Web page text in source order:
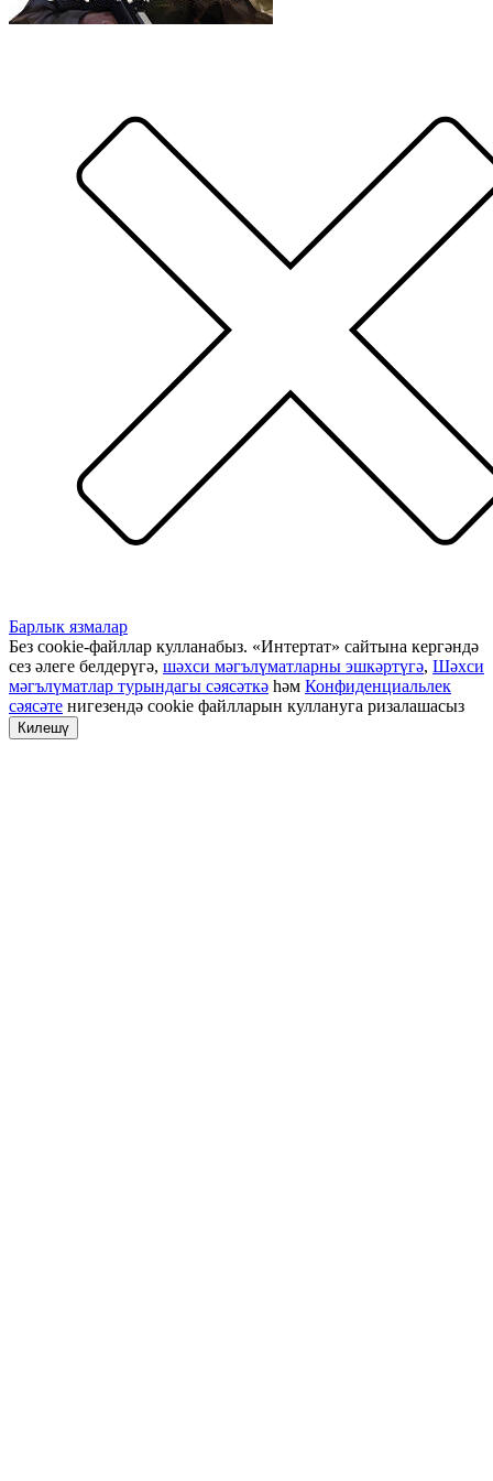
Барлык язмалар
Без cookie-файллар кулланабыз. «Интертат» сайтына кергәндә
сез әлеге белдерүгә, шәхси мәгълүматларны эшкәртүгә, Шәхси
мәгълүматлар турындагы сәясәткә һәм Конфиденциальлек
сәясәте нигезендә cookie файлларын куллануга ризалашасыз
Килешү